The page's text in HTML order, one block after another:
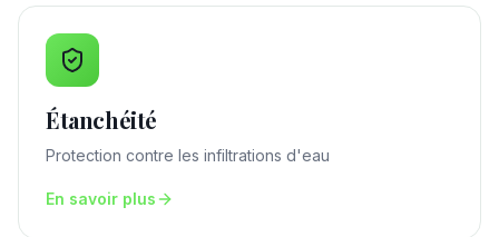
Étanchéité
Protection contre les infiltrations d'eau
En savoir plus